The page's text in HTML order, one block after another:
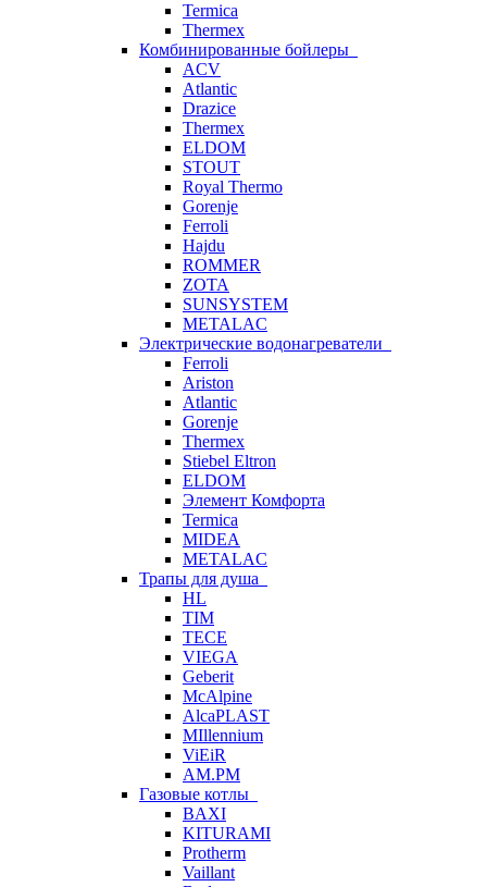
Termica
Thermex
Комбинированные бойлеры
ACV
Atlantic
Drazice
Thermex
ELDOM
STOUT
Royal Thermo
Gorenje
Ferroli
Hajdu
ROMMER
ZOTA
SUNSYSTEM
METALAC
Электрические водонагреватели
Ferroli
Ariston
Atlantic
Gorenje
Thermex
Stiebel Eltron
ELDOM
Элемент Комфорта
Termica
MIDEA
METALAC
Трапы для душа
HL
TIM
TECE
VIEGA
Geberit
McAlpine
AlcaPLAST
MIllennium
ViEiR
AM.PM
Газовые котлы
BAXI
KITURAMI
Protherm
Vaillant